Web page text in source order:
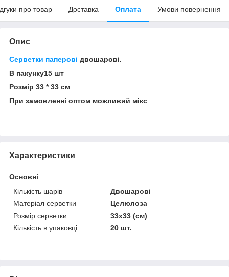
про товар Доставка Оплата Умови повернення
Опис
Серветки паперові двошарові.
В пакунку15 шт
Розмір 33 * 33 см
При замовленні оптом можливий мікс
Характеристики
Основні
Кількість шарів
Двошарові
Матеріал серветки
Целюлоза
Розмір серветки
33х33 (см)
Кількість в упаковці
20 шт.